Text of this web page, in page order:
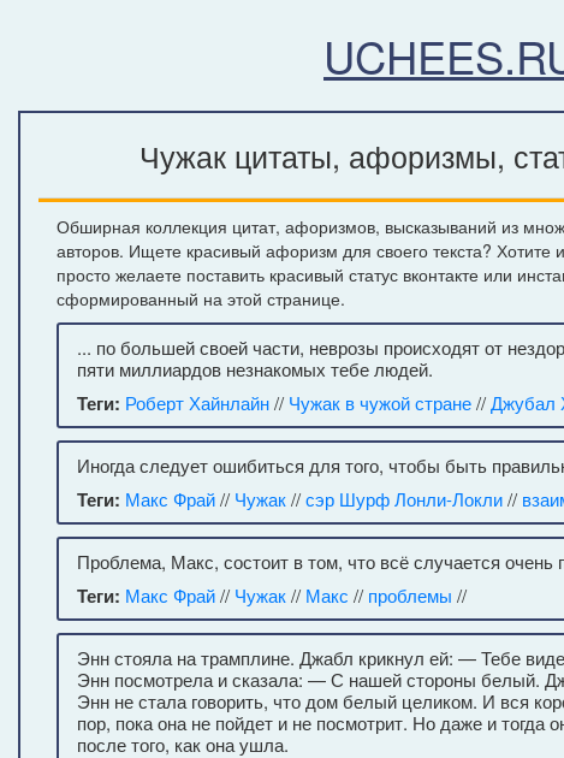
Чужак цитаты, афоризмы,
Обширная коллекция цитат, афоризмов, высказываний из
авторов. Ищете красивый афоризм для своего текста? Хотите
просто желаете поставить красивый статус вконтакте или
сформированный на этой странице.
... по большей своей части, неврозы происходят от
пяти миллиардов незнакомых тебе людей.
Теги: Роберт Хайнлайн// Чужак в чужой стране//Джубал
Иногда следует ошибиться для того, чтобы быть
Теги: Макс Фрай// Чужак//сэр Шурф Лонли-Локли//
Проблема, Макс, состоит в том, что всё случается очень
Теги: Макс Фрай// Чужак// Макс // проблемы //
Энн стояла на трамплине. Джабл крикнул ей: — Тебе
Энн посмотрела и сказала: — С нашей стороны белый.
Энн не стала говорить, что дом белый целиком. И вся
пор, пока она не пойдет и не посмотрит. Но даже и
после того, как она ушла.